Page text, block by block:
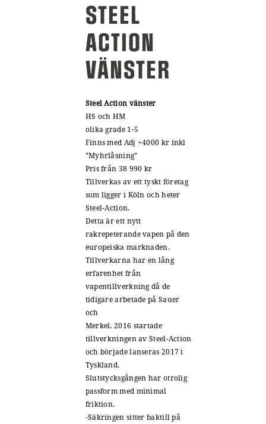
STEEL
ACTION
VÄNSTER
Steel Action vänster
HS och HM
olika grade 1-5
Finns med Adj +4000 kr inkl
"Myhrlåsning"
Pris från 38 990 kr
Tillverkas av ett tyskt företag
som ligger i Köln och heter
Steel-Action.
Detta är ett nytt
rakrepeterande vapen på den
europeiska marknaden.
Tillverkarna har en lång
erfarenhet från
vapentillverkning då de
tidigare arbetade på Sauer
och
Merkel. 2016 startade
tillverkningen av Steel-Action
och började lanseras 2017 i
Tyskland.
Slutstycksgången har otrolig
passform med minimal
friktion.
-Säkringen sitter baktill på